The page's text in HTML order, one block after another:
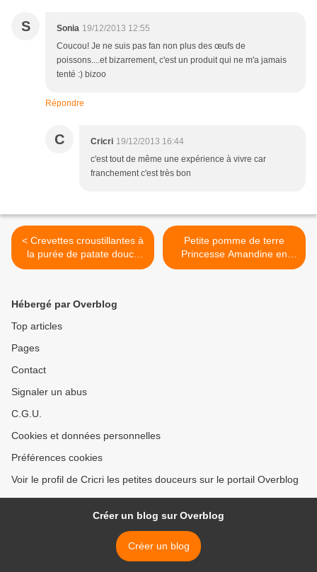
S Sonia 19/12/2013 12:55
Coucou! Je ne suis pas fan non plus des œufs de
poissons....et bizarrement, c'est un produit qui ne m'a jamais
tenté :) bizoo
Répondre
C Cricri 19/12/2013 16:44
c'est tout de même une expérience à vivre car
franchement c'est très bon
< Crevettes croustillantes à
la purée de patate douce
épicée
Petite pomme de terre
Princesse Amandine en
habit de fête >
Hébergé par Overblog
Top articles
Pages
Contact
Signaler un abus
C.G.U.
Cookies et données personnelles
Préférences cookies
Voir le profil de Cricri les petites douceurs sur le portail Overblog
Créer un blog sur Overblog
Créer un blog